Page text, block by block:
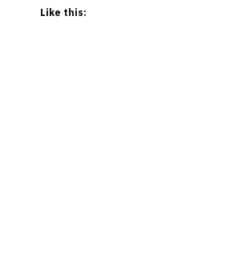
Like this: